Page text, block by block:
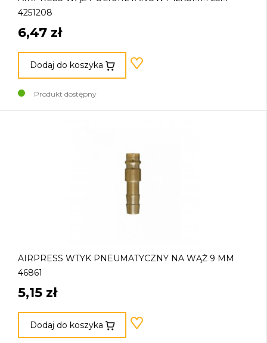
4251208
6,47 zł
Dodaj do koszyka
Produkt dostępny
AIRPRESS WTYK PNEUMATYCZNY NA WĄŻ 9 MM
46861
5,15 zł
Dodaj do koszyka